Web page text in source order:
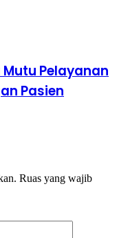
Pelayanan
Pasien
Ruas yang wajib